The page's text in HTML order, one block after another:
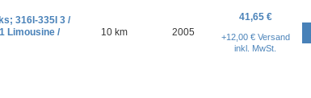
316I-335I 3 /
Limousine /
10 km 2005
41,65 €
+12,00 € Versand
inkl. MwSt.